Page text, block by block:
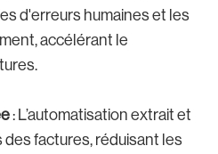
d'erreurs humaines et les
accélérant le
: L’automatisation extrait et
factures, réduisant les